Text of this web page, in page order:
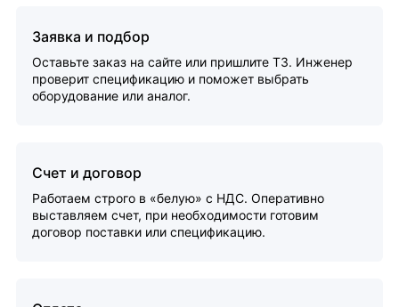
Заявка и подбор
Оставьте заказ на сайте или пришлите ТЗ. Инженер
проверит спецификацию и поможет выбрать
оборудование или аналог.
Счет и договор
Работаем строго в «белую» с НДС. Оперативно
выставляем счет, при необходимости готовим
договор поставки или спецификацию.